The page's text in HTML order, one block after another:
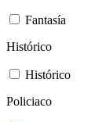
Fantasía
Histórico
Histórico
Policiaco